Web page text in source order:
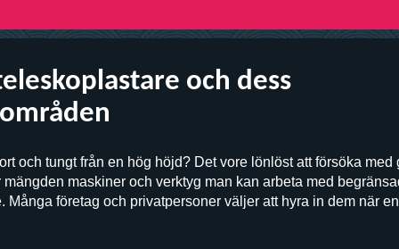
och dess
och tungt från en hög höjd? Det vore lönlöst att försöka med
maskiner och verktyg man kan arbeta med
Många företag och privatpersoner väljer att hyra in dem när